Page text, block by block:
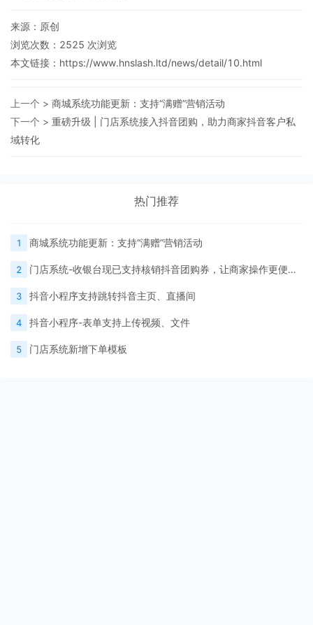
来源：原创
浏览次数： 2525 次浏览
本文链接： https://www.hnslash.ltd/news/detail/10.html
上一个 > 商城系统功能更新：支持“满赠”营销活动
下一个 > 重磅升级 | 门店系统接入抖音团购，助力商家抖音客户私
域转化
热门推荐
1 商城系统功能更新：支持“满赠”营销活动
2 门店系统-收银台现已支持核销抖音团购券，让商家操作更便捷，验券效率更高！
3 抖音小程序支持跳转抖音主页、直播间
4 抖音小程序-表单支持上传视频、文件
5 门店系统新增下单模板